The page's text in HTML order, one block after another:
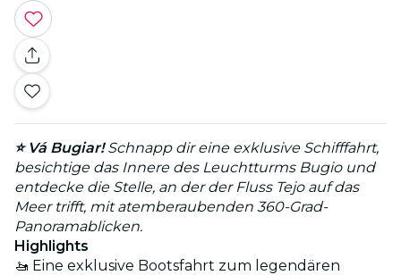
⭐ Vá Bugiar!Schnapp dir eine exklusive Schifffahrt,
besichtige das Innere des Leuchtturms Bugio und
entdecke die Stelle, an der der Fluss Tejo auf das
Meer trifft, mit atemberaubenden 360-Grad-
Panoramablicken.
Highlights
🚤 Eine exklusive Bootsfahrt zum legendären